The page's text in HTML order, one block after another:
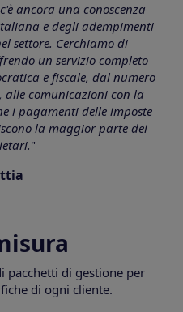
ancora una conoscenza
e degli adempimenti
settore. Cerchiamo di
un servizio completo
e fiscale, dal numero
comunicazioni con la
i pagamenti delle imposte
la maggior parte dei
"
pacchetti di gestione per
di ogni cliente.